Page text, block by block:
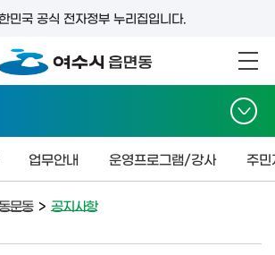
민국 공식 전자정부 누리집입니다.
업무안내 운영프로그램/강사 주민
문동 > 공지사항